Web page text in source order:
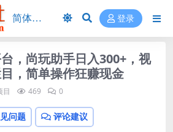
登录
，尚玩助手日入300+，视
，简单操作狂赚现金
目 469 0
问题 评论建议